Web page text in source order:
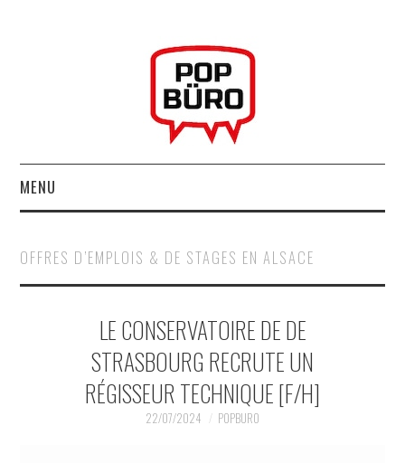
MENU
MUSIQUESACTUELLES.NET
GABBA GABBA HEY !
LES LABELS
OFFRES D’EMPLOIS & DE STAGES EN ALSACE
LE CONSERVATOIRE DE DE
STRASBOURG RECRUTE UN
RÉGISSEUR TECHNIQUE [F/H]
22/07/2024 POPBURO